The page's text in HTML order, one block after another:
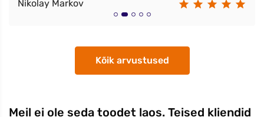
Nikolay Markov
Kõik arvustused
Meil ei ole seda toodet laos. Teised kliendid